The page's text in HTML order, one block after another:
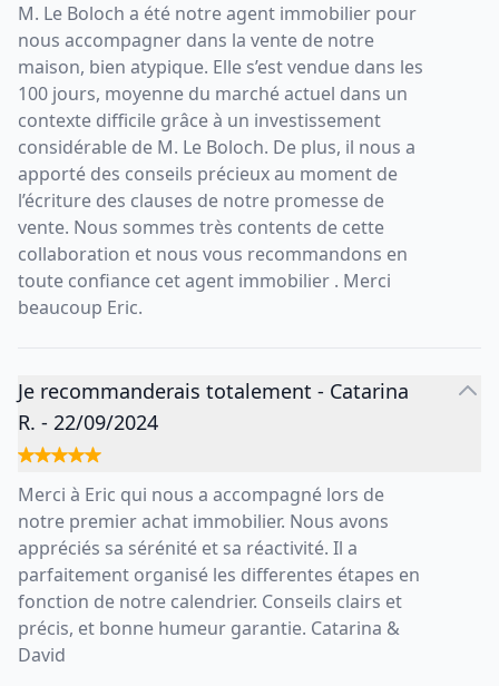
M. Le Boloch a été notre agent immobilier pour
nous accompagner dans la vente de notre
maison, bien atypique. Elle s’est vendue dans les
100 jours, moyenne du marché actuel dans un
contexte difficile grâce à un investissement
considérable de M. Le Boloch. De plus, il nous a
apporté des conseils précieux au moment de
l’écriture des clauses de notre promesse de
vente. Nous sommes très contents de cette
collaboration et nous vous recommandons en
toute confiance cet agent immobilier . Merci
beaucoup Eric.
Je recommanderais totalement - Catarina
R. - 22/09/2024
Merci à Eric qui nous a accompagné lors de
notre premier achat immobilier. Nous avons
appréciés sa sérénité et sa réactivité. Il a
parfaitement organisé les differentes étapes en
fonction de notre calendrier. Conseils clairs et
précis, et bonne humeur garantie. Catarina &
David